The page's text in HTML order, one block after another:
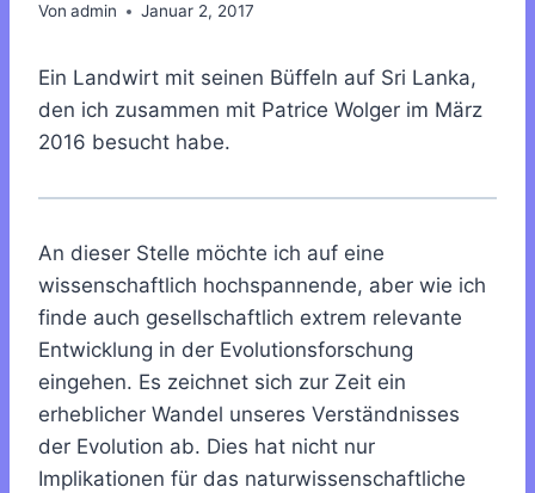
Von admin Januar 2, 2017
Ein Landwirt mit seinen Büffeln auf Sri Lanka,
den ich zusammen mit Patrice Wolger im März
2016 besucht habe.
An dieser Stelle möchte ich auf eine
wissenschaftlich hochspannende, aber wie ich
finde auch gesellschaftlich extrem relevante
Entwicklung in der Evolutionsforschung
eingehen. Es zeichnet sich zur Zeit ein
erheblicher Wandel unseres Verständnisses
der Evolution ab. Dies hat nicht nur
Implikationen für das naturwissenschaftliche